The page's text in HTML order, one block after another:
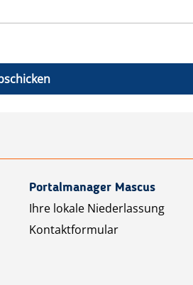
Portalmanager Mascus
Ihre lokale Niederlassung
Kontaktformular